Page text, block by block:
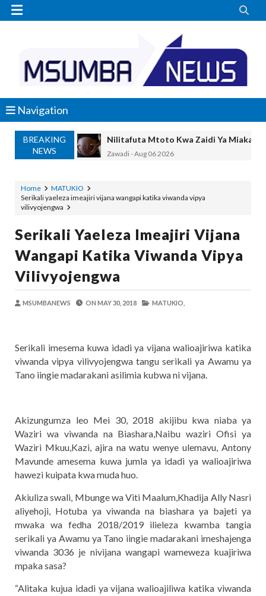
 
Navigation
BREAKING
NEWS
Nilitafuta Mtoto Kwa Zaidi Ya Miaka
Zawadi -Aug 06 2026
TBS YATOA ELIMU YA UBORA WA
WAZIRI AWESO AAGIZA MILIONI 508
MSUMBA - Aug 06 2026
WMA YAWAFUNDISHA WATOTO
MSUMBA
OSCAR ASSENGA-Aug 06 2026
DKT. MSONDE: TBA NI KITOVU CHA FURSA ZA
Alex Sonna-Aug 06 2026
NAIBU WAZIRI MAHUNDI ASHIRIKI
Zawadi -Aug 06 2026
Home
MATUKIO
Serikali yaeleza imeajiri vijana wangapi katika viwanda vipya
vilivyojengwa
Serikali Yaeleza Imeajiri Vijana
Wangapi Katika Viwanda Vipya
Vilivyojengwa
MSUMBANEWS ON MAY 30, 2018 MATUKIO,
Serikali imesema kuwa idadi ya vijana walioajiriwa katika
viwanda vipya vilivyojengwa tangu serikali ya Awamu ya
Tano iingie madarakani asilimia kubwa ni vijana.
Akizungumza leo Mei 30, 2018 akijibu kwa niaba ya
Waziri wa viwanda na Biashara,Naibu waziri Ofisi ya
Waziri Mkuu,Kazi, ajira na watu wenye ulemavu, Antony
Mavunde amesema kuwa jumla ya idadi ya walioajiriwa
hawezi kuipata kwa muda huo.
Akiuliza swali, Mbunge wa Viti Maalum,Khadija Ally Nasri
aliyehoji, Hotuba ya viwanda na biashara ya bajeti ya
mwaka wa fedha 2018/2019 ilieleza kwamba tangia
serikali ya Awamu ya Tano iingie madarakani imeshajenga
viwanda 3036 je nivijana wangapi wameweza kuajiriwa
mpaka sasa?
“Alitaka kujua idadi ya vijana walioajiliwa katika viwanda